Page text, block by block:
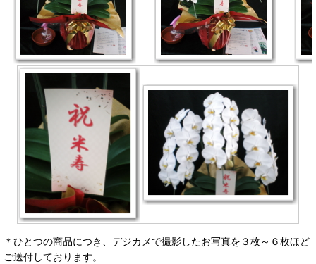
＊ひとつの商品につき、デジカメで撮影したお写真を３枚～６枚ほど
ご送付しております。